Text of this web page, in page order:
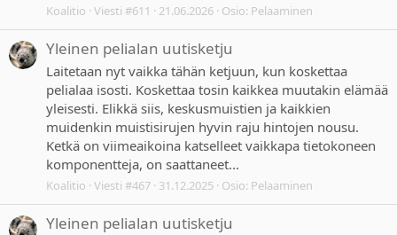
Koalitio Viesti #611 21.06.2026 Osio: Pelaaminen
Yleinen pelialan uutisketju
Laitetaan nyt vaikka tähän ketjuun, kun koskettaa
pelialaa isosti. Koskettaa tosin kaikkea muutakin elämää
yleisesti. Elikkä siis, keskusmuistien ja kaikkien
muidenkin muistisirujen hyvin raju hintojen nousu.
Ketkä on viimeaikoina katselleet vaikkapa tietokoneen
komponentteja, on saattaneet...
Koalitio Viesti #467 31.12.2025 Osio: Pelaaminen
Yleinen pelialan uutisketju